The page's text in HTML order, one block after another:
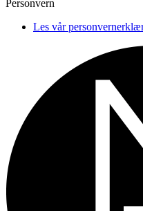
Personvern
Les vår